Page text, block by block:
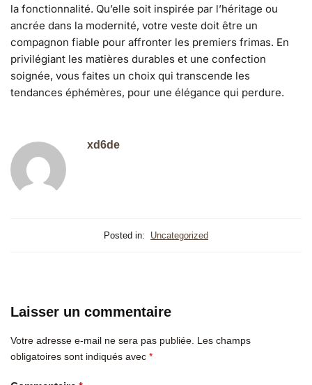
la fonctionnalité. Qu’elle soit inspirée par l’héritage ou
ancrée dans la modernité, votre veste doit être un
compagnon fiable pour affronter les premiers frimas. En
privilégiant les matières durables et une confection
soignée, vous faites un choix qui transcende les
tendances éphémères, pour une élégance qui perdure.
xd6de
Posted in: Uncategorized
Laisser un commentaire
Votre adresse e-mail ne sera pas publiée. Les champs
obligatoires sont indiqués avec *